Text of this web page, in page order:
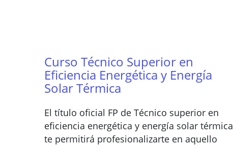
Curso Técnico Superior en
Eficiencia Energética y Energía
Solar Térmica
El título oficial FP de Técnico superior en
eficiencia energética y energía solar térmica
te permitirá profesionalizarte en aquello